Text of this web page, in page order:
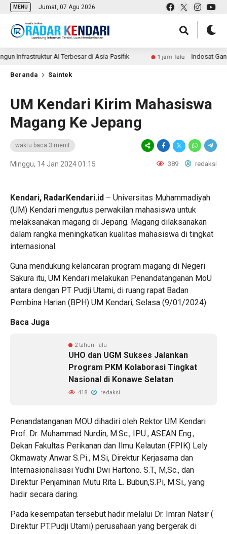
MENU Jumat, 07 Agu 2026
AI Terbesar di Asia-Pasifik 1 jam lalu Indosat Gandeng
Beranda Saintek
UM Kendari Kirim Mahasiswa
Magang Ke Jepang
waktu baca 3 menit
Minggu, 14 Jan 2024 01:15 389 redaksi
Kendari, RadarKendari.id – Universitas Muhammadiyah
(UM) Kendari mengutus perwakilan mahasiswa untuk
melaksanakan magang di Jepang. Magang dilaksanakan
dalam rangka meningkatkan kualitas mahasiswa di tingkat
internasional.
Guna mendukung kelancaran program magang di Negeri
Sakura itu, UM Kendari melakukan Penandatanganan MoU
antara dengan PT Pudji Utami, di ruang rapat Badan
Pembina Harian (BPH) UM Kendari, Selasa (9/01/2024).
Baca Juga
2 tahun lalu
UHO dan UGM Sukses Jalankan
Program PKM Kolaborasi Tingkat
Nasional di Konawe Selatan
418 redaksi
Penandatanganan MOU dihadiri oleh Rektor UM Kendari
Prof. Dr. Muhammad Nurdin, M.Sc., IPU., ASEAN Eng.,
Dekan Fakultas Perikanan dan Ilmu Kelautan (FPIK) Lely
Okmawaty Anwar S.Pi., M.Si, Direktur Kerjasama dan
Internasionalisasi Yudhi Dwi Hartono. S.T., M,Sc., dan
Direktur Penjaminan Mutu Rita L. Bubun,S.Pi, M.Si., yang
hadir secara daring.
Pada kesempatan tersebut hadir melalui Dr. Imran Natsir (
Direktur PT.Pudji Utami) perusahaan yang bergerak di